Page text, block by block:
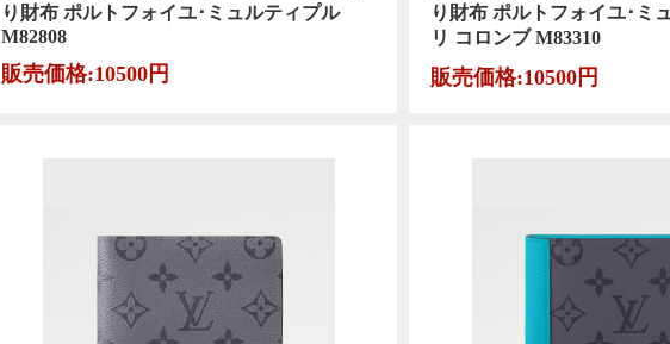
り財布 ポルトフォイユ･ミュルティプル
M82808
販売価格:10500円
り財布 ポルトフォイユ･ミ
リ コロンブ M83310
販売価格:10500円